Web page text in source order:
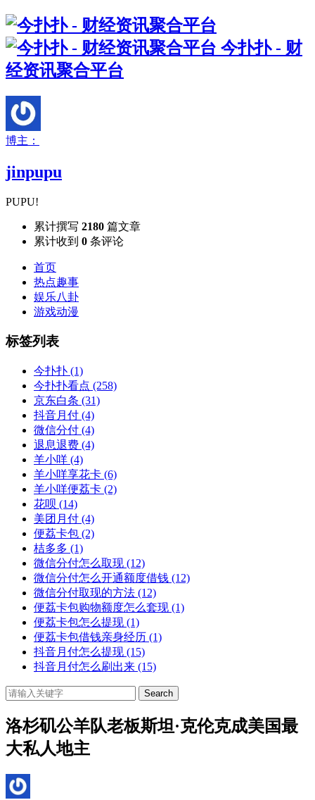
今扑扑 - 财
经资讯聚合平台
博主：
jinpupu
PUPU!
累计撰写 2180 篇文章
累计收到 0 条评论
首页
热点趣事
娱乐八卦
游戏动漫
标签列表
今扑扑 (1)
今扑扑看点 (258)
京东白条 (31)
抖音月付 (4)
微信分付 (4)
退息退费 (4)
羊小咩 (4)
羊小咩享花卡 (6)
羊小咩便荔卡 (2)
花呗 (14)
美团月付 (4)
便荔卡包 (2)
桔多多 (1)
微信分付怎么取现 (12)
微信分付怎么开通额度借钱 (12)
微信分付取现的方法 (12)
便荔卡包购物额度怎么套现 (1)
便荔卡包怎么提现 (1)
便荔卡包借钱亲身经历 (1)
抖音月付怎么提现 (15)
抖音月付怎么刷出来 (15)
Search
洛杉矶公羊队老板斯坦·克伦克成美国最
大私人地主